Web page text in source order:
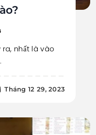
ra, nhất là vào
Tháng 12 29, 2023